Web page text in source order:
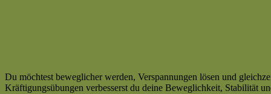
Du möchtest beweglicher werden, Verspannungen lösen und
Kräftigungsübungen verbesserst du deine Beweglichkeit, Stabilität